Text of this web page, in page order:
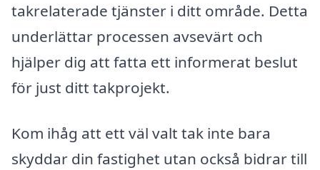
takrelaterade tjänster i ditt område. Detta
underlättar processen avsevärt och
hjälper dig att fatta ett informerat beslut
för just ditt takprojekt.
Kom ihåg att ett väl valt tak inte bara
skyddar din fastighet utan också bidrar till